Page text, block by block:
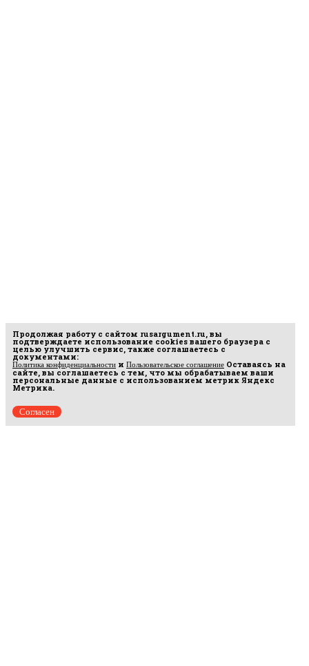
Продолжая работу с сайтом rusargument.ru, вы
подтверждаете использование cookies вашего браузера с
целью улучшить сервис, также соглашаетесь с
документами:
Политика конфиденциальности и Пользовательское соглашение Оставаясь на
сайте, вы соглашаетесь с тем, что мы обрабатываем ваши
персональные данные с использованием метрик Яндекс
Метрика.
Согласен